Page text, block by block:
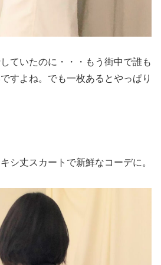
ていたのに・・・もう街中で誰も
すよね。でも一枚あるとやっぱり
シ丈スカートで新鮮なコーデに。